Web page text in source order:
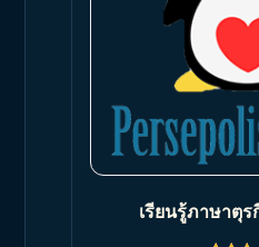
เรียนรู้ภาษาตุ